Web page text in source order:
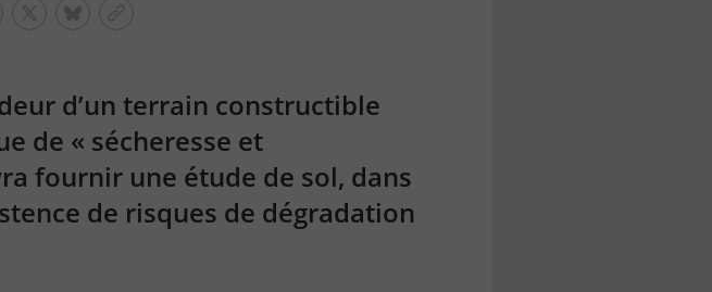
d’un terrain constructible
de « sécheresse et
fournir une étude de sol, dans
de risques de dégradation